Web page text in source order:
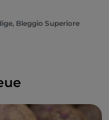
Bleggio Superiore